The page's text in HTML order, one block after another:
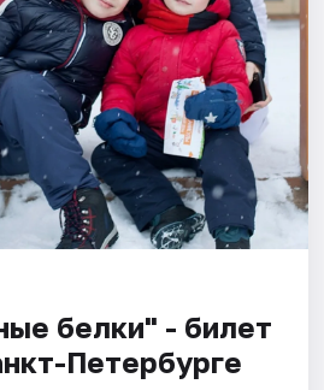
белки" - билет
Петербурге